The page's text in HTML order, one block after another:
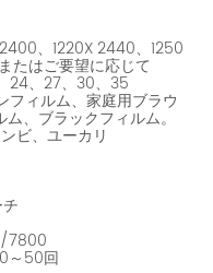
、1220X 2440、1250
たはご要望に応じて
24、27、30、35
ィルム、家庭用ブラウ
、ブラックフィルム。
ビ、ユーカリ
7800
～50回